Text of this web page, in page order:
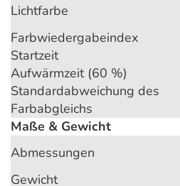
Lichtfarbe
Farbwiedergabeindex
Startzeit
Aufwärmzeit (60 %)
Standardabweichung des
Farbabgleichs
Maße & Gewicht
Abmessungen
Gewicht